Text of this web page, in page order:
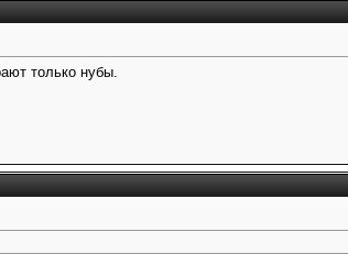
только нубы.